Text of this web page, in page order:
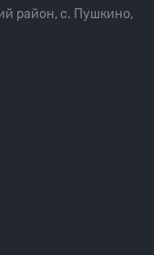
район, с. Пушкино,